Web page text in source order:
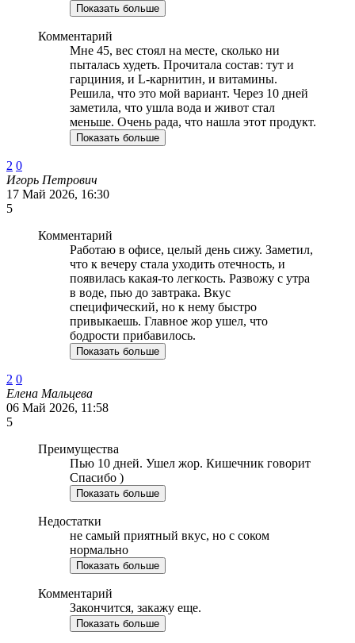
Показать больше
Комментарий
Мне 45, вес стоял на месте, сколько ни
пыталась худеть. Прочитала состав: тут и
гарциния, и L-карнитин, и витамины.
Решила, что это мой вариант. Через 10 дней
заметила, что ушла вода и живот стал
меньше. Очень рада, что нашла этот продукт.
Показать больше
2 0
Игорь Петрович
17 Май 2026, 16:30
5
Комментарий
Работаю в офисе, целый день сижу. Заметил,
что к вечеру стала уходить отечность, и
появилась какая-то легкость. Развожу с утра
в воде, пью до завтрака. Вкус
специфический, но к нему быстро
привыкаешь. Главное жор ушел, что
бодрости прибавилось.
Показать больше
2 0
Елена Мальцева
06 Май 2026, 11:58
5
Преимущества
Пью 10 дней. Ушел жор. Кишечник говорит
Спасибо )
Показать больше
Недостатки
не самый приятный вкус, но с соком
нормально
Показать больше
Комментарий
Закончится, закажу еще.
Показать больше